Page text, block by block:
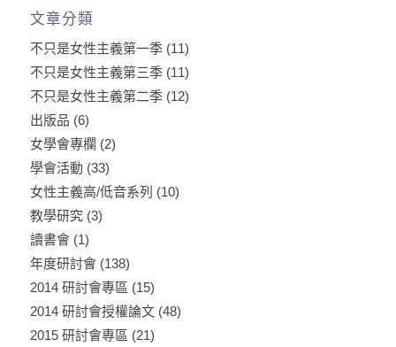
文章分類
不只是女性主義第一季(11)
不只是女性主義第三季(11)
不只是女性主義第二季(12)
出版品 (6)
女學會專欄 (2)
學會活動 (33)
女性主義高/低音系列 (10)
教學研究(3)
讀書會(1)
年度研討會(138)
2014 研討會專區 (15)
2014 研討會授權論文(48)
2015 研討會專區 (21)